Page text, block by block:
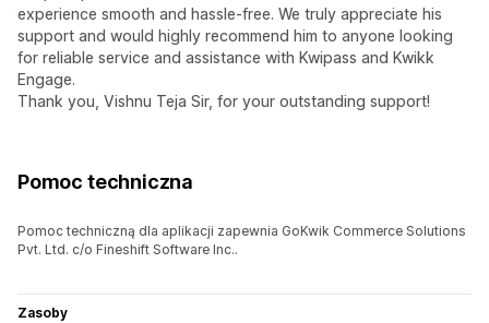
experience smooth and hassle-free. We truly appreciate his
support and would highly recommend him to anyone looking
for reliable service and assistance with Kwipass and Kwikk
Engage.
Thank you, Vishnu Teja Sir, for your outstanding support!
Pomoc techniczna
Pomoc techniczną dla aplikacji zapewnia GoKwik Commerce Solutions
Pvt. Ltd. c/o Fineshift Software Inc..
Zasoby